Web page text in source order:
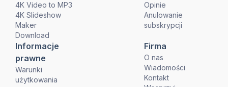
4K Video to MP3
4K Slideshow
Maker
Download
Opinie
Anulowanie
subskrypcji
Informacje
prawne
Warunki
użytkowania
Firma
O nas
Wiadomości
Kontakt